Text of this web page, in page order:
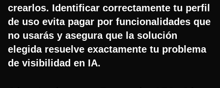
crearlos. Identificar correctamente tu perfil
de uso evita pagar por funcionalidades que
no usarás y asegura que la solución
elegida resuelve exactamente tu problema
de visibilidad en IA.